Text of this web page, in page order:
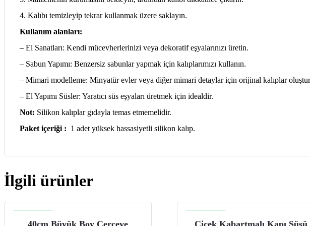
4. Kalıbı temizleyip tekrar kullanmak üzere saklayın.
Kullanım alanları:
– El Sanatları: Kendi mücevherlerinizi veya dekoratif eşyalarınızı üretin.
– Sabun Yapımı: Benzersiz sabunlar yapmak için kalıplarımızı kullanın.
– Mimari modelleme: Minyatür evler veya diğer mimari detaylar için orijinal kalıplar
– El Yapımı Süsler: Yaratıcı süs eşyaları üretmek için idealdir.
Not: Silikon kalıplar gıdayla temas etmemelidir.
Paket içeriği : 1 adet yüksek hassasiyetli silikon kalıp.
İlgili ürünler